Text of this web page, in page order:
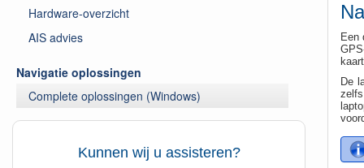
Een
De
Hardware-overzicht
AIS advies
Navigatie oplossingen
Complete oplossingen (Windows)
Kunnen wij u assisteren?